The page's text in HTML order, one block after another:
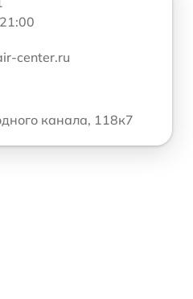
center.ru
канала, 118к7